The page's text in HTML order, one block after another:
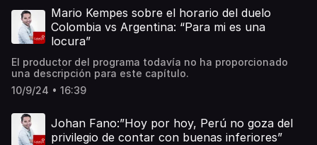
Mario Kempes sobre el horario del duelo
Colombia vs Argentina: “Para mi es una
locura”
El productor del programa todavía no ha proporcionado
una descripción para este capítulo.
10/9/24 • 16:39
Johan Fano:”Hoy por hoy, Perú no goza del
privilegio de contar con buenas inferiores”